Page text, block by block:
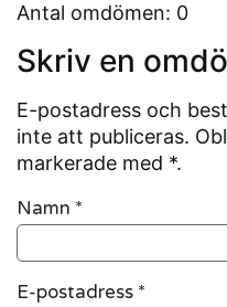
Antal omdömen: 0
Skriv en
E-postadress och
inte att publiceras.
markerade med *.
Namn *
E-postadress *